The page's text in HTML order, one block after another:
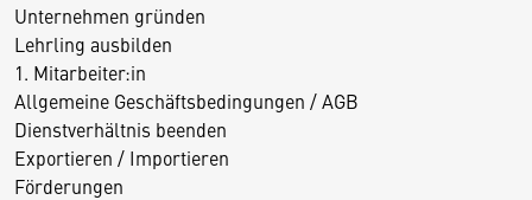
Unternehmen gründen
Lehrling ausbilden
1. Mitarbeiter:in
Allgemeine Geschäftsbedingungen / AGB
Dienstverhältnis beenden
Exportieren / Importieren
Förderungen